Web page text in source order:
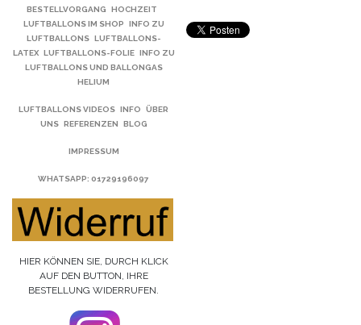
BESTELLVORGANG
HOCHZEIT
LUFTBALLONS IM SHOP
INFO ZU
LUFTBALLONS LUFTBALLONS-
LATEX LUFTBALLONS-FOLIE INFO ZU
LUFTBALLONS UND BALLONGAS
HELIUM
LUFTBALLONS VIDEOS INFO
ÜBER
UNS REFERENZEN BLOG
IMPRESSUM
WHATSAPP: 01729196097
HIER KÖNNEN SIE, DURCH KLICK
AUF DEN BUTTON, IHRE
BESTELLUNG WIDERRUFEN.